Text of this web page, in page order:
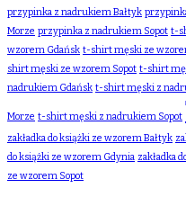
przypinka z nadrukiem Bałtyk
Morze przypinka z nadrukiem Sopot t-
wzorem Gdańsk t-shirt męski ze
shirt męski ze wzorem Sopot t-shirt
nadrukiem Gdańsk t-shirt męski z
Morze t-shirt męski z nadrukiem Sopot
zakładka do książki ze wzorem Bałtyk
do książki ze wzorem Gdynia zakładka
ze wzorem Sopot